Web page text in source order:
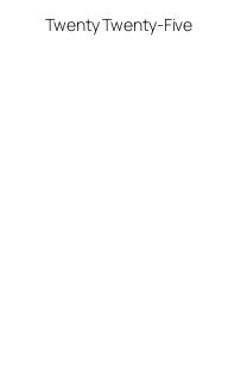
Twenty Twenty-Five